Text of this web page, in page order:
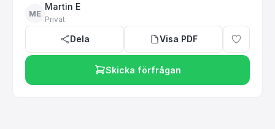
ME
Martin E
Privat
Dela Visa PDF
Skicka förfrågan